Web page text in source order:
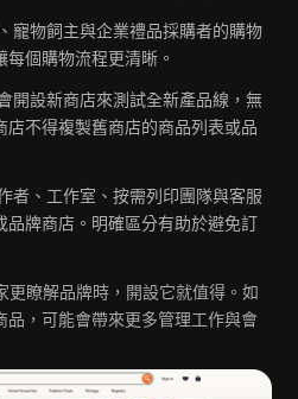
寵物飼主與企業禮品採購者的購物
個購物流程更清晰。
開設新商店來測試全新產品線，無
店不得複製舊商店的商品列表或品
者、工作室、按需列印團隊與客服
品牌商店。明確區分有助於避免訂
更瞭解品牌時，開設它就值得。如
品，可能會帶來更多管理工作與會